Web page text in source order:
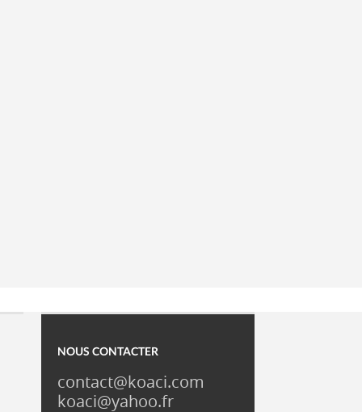
NOUS CONTACTER
contact@koaci.com
koaci@yahoo.fr